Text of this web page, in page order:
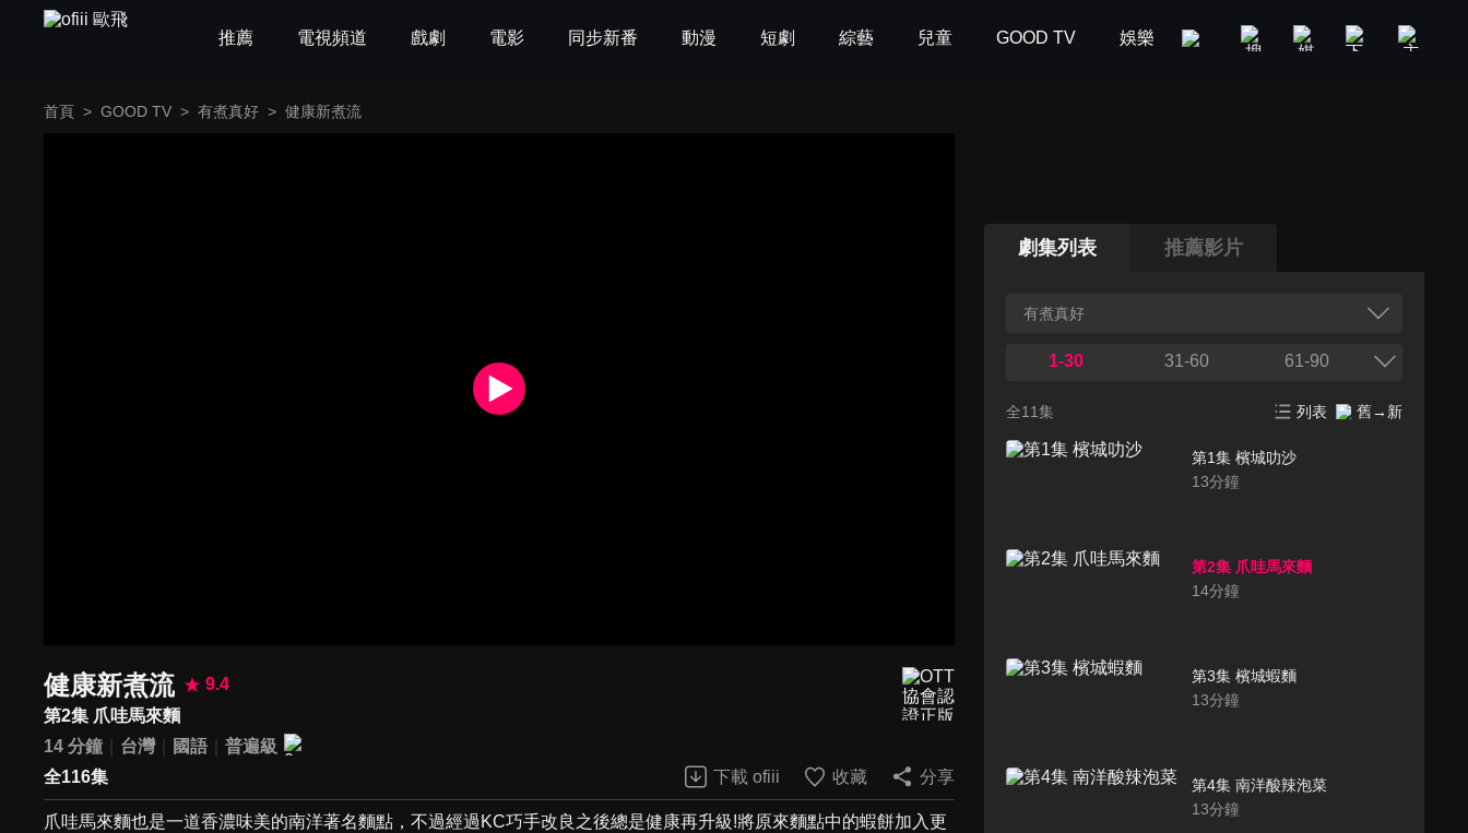
推薦 電視頻道 戲劇 電影 同步新番 動漫 短劇 綜藝 兒童 GOOD TV 娛樂 美食旅遊 新聞政論
首頁 > GOOD TV > 有煮真好 > 健康新煮流
健康新煮流
9.4
第2集 爪哇馬來麵
14 分鐘
台灣 國語
普遍級
全116集
下載 ofiii 收藏 分享
爪哇馬來麵也是一道香濃味美的南洋著名麵點，不過經過KC巧手改良之後總是健康再升級!將原來麵點中的蝦餅加入更
劇集列表 推薦影片
有煮真好
1-30 31-60 61-90
全11集 列表 舊→新
第1集 檳城叻沙
13分鐘
第2集 爪哇馬來麵
14分鐘
第3集 檳城蝦麵
13分鐘
第4集 南洋酸辣泡菜
13分鐘